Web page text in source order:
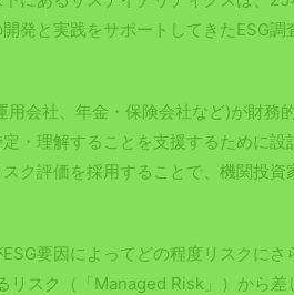
発と実践をサポートしてきたESG調
会社、年金・保険会社など)が財務
・理解することを支援するために設
ク評価を採用することで、機関投資
要因によってどの程度リスクにさ
リスク（「Managed Risk」）から差